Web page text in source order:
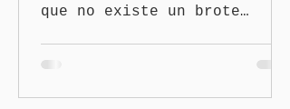
que no existe un brote
secretario de Salud